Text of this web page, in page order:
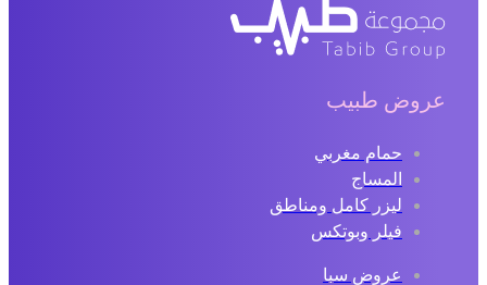
عروض طبيب
حمام مغربي
المساج
ليزر كامل ومناطق
فيلر وبوتكس
عروض سبا